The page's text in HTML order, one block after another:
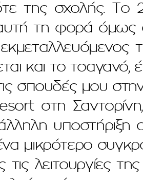
της σχολής. Το
τη φορά όμως
και το τσαγανό,
σπουδές μου
στη
υποστήριξη
μικρότερο
λειτουργίες